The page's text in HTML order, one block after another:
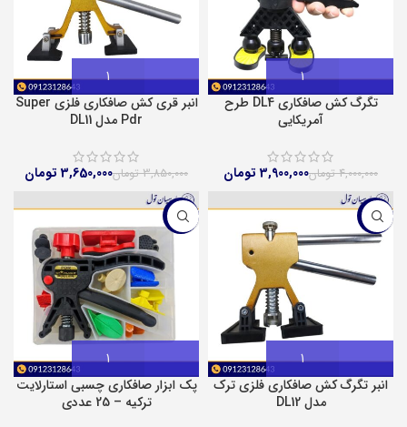
تگرگ کش صافکاری DL4 طرح
آمریکایی
4,000,000 تومان3,900,000 تومان
انبر قری کش صافکاری فلزی Super
Pdr مدل DL11
3,850,000 تومان3,650,000 تومان
-9%
انبر تگرگ کش صافکاری فلزی ترک
مدل DL12
-4%
پک ابزار صافکاری چسبی استارلایت
ترکیه – 25 عددی